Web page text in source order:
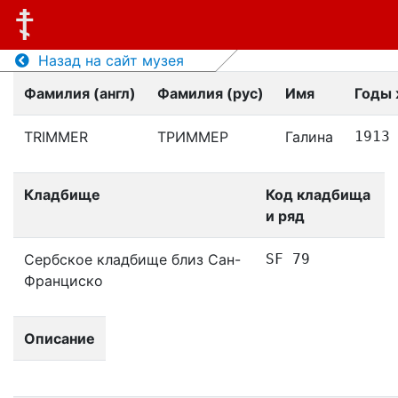
Назад на сайт музея
Фамилия (англ)
Фамилия (рус) Имя Годы
TRIMMER ТРИММЕР Галина 1913
Кладбище
Код кладбища
и ряд
Сербское кладбище близ Сан-
Франциско
SF 79
Описание